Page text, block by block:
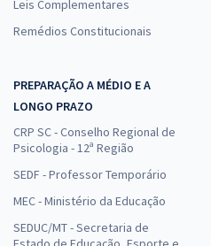
Leis Complementares
Remédios Constitucionais
PREPARAÇÃO A MÉDIO E A
LONGO PRAZO
CRP SC - Conselho Regional de
Psicologia - 12ª Região
SEDF - Professor Temporário
MEC - Ministério da Educação
SEDUC/MT - Secretaria de